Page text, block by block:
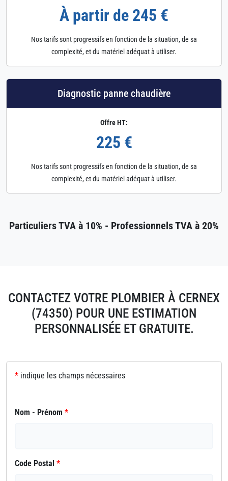
À partir de 245 €
Nos tarifs sont progressifs en fonction de la situation, de sa
complexité, et du matériel adéquat à utiliser.
Diagnostic panne chaudière
Offre HT:
225 €
Nos tarifs sont progressifs en fonction de la situation, de sa
complexité, et du matériel adéquat à utiliser.
Particuliers TVA à 10% - Professionnels TVA à 20%
CONTACTEZ VOTRE PLOMBIER À CERNEX
(74350) POUR UNE ESTIMATION
PERSONNALISÉE ET GRATUITE.
* indique les champs nécessaires
Nom - Prénom *
Code Postal *